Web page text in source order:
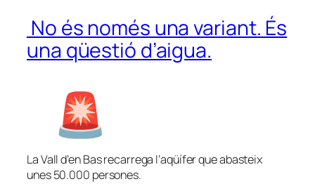
No és només una variant. És
una qüestió d’aigua.
La Vall d’en Bas recarrega l’aqüífer que abasteix
unes 50.000 persones.